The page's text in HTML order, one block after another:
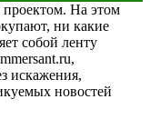
проектом. На этом
ни какие
собой ленту
искажения,
новостей